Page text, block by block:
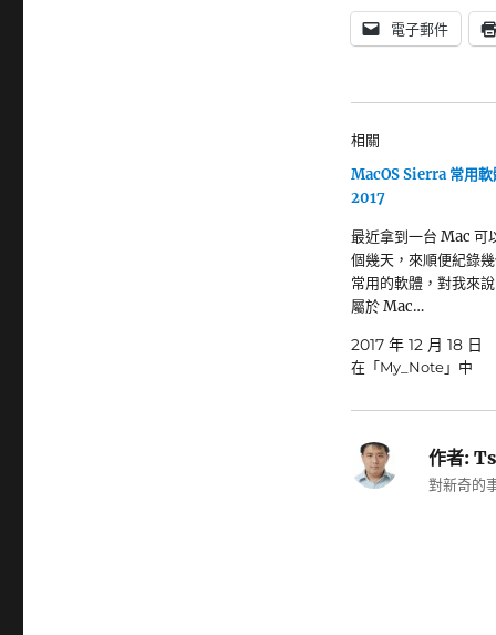
電子郵件
相關
MacOS Sierra 常用
2017
最近拿到一台 Mac 可
個幾天，來順便紀錄
常用的軟體，對我來
屬於 Mac…
2017 年 12 月 18 日
在「My_Note」中
作者:
對新奇的